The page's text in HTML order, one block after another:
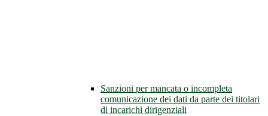
Sanzioni per mancata o incompleta
comunicazione dei dati da parte dei titolari
di incarichi dirigenziali